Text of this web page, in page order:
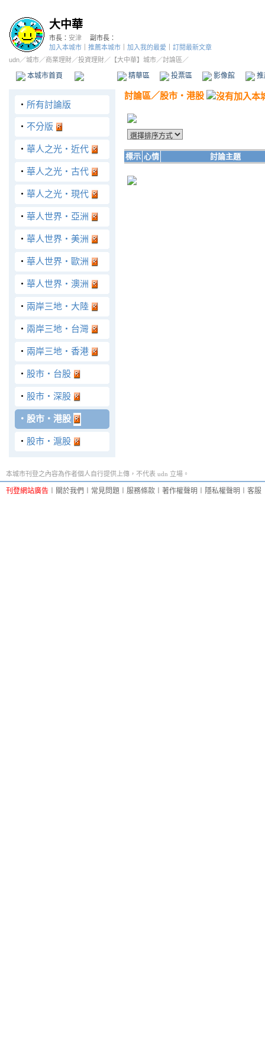
大中華
市長： 安津
副市長：
加入本城市
推薦本城市 加入我的最愛
訂閱最新文章
udn／城市／商業理財／投資理財／ 【大中華】城市／討論區／
本城市首頁 精華區 投票區 影像館
‧ 所有討論版
‧ 不分版
‧ 華人之光‧近代
‧ 華人之光‧古代
‧ 華人之光‧現代
‧ 華人世界‧亞洲
‧ 華人世界‧美洲
‧ 華人世界‧歐洲
‧ 華人世界‧澳洲
‧ 兩岸三地‧大陸
‧ 兩岸三地‧台灣
‧ 兩岸三地‧香港
‧ 股市‧台股
‧ 股市‧深股
‧ 股市‧港股
‧ 股市‧滬股
討論區／股市‧港股
標示 心情 討論主題
本城市刊登之內容為作者個人自行提供上傳，不代表 udn 立場。
刊登網站廣告 關於我們 常見問題 服務條款 著作權聲明 隱私權聲明 客服